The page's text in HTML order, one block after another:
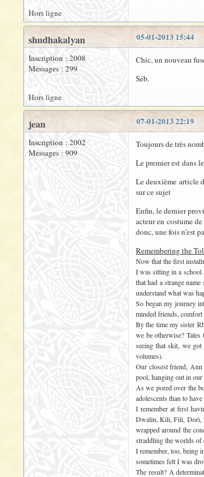
Hors ligne
05-01-2013 15:44
shudhakalyan
Inscription : 2008
Messages : 299
Chic, un nouveau
Séb.
Hors ligne
07-01-2013 22:19
jean
Inscription : 2002
Messages : 909
Toujours de très
Le premier est dans
Le deuxième article
sur ce sujet
Enfin, le dernier
acteur en costume
donc, une fois n'est
Remembering the
Now that the first
I was sitting in a school
that had a strange
understand what was
So began my journey
minded friends,
By the time my sister
we be otherwise?
seeing that skit, we
volumes).
Our closest friend, Ann
pool, hanging out in our
As we pored over the
adolescents than to
I remember at first
Dwalin, Kili, Fili, Dori,
wrapped around the
straddling the worlds of
I remember, too, being
sometimes felt I was
The result? A